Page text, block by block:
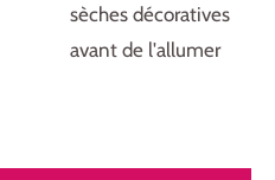
sèches décoratives
avant de l'allumer